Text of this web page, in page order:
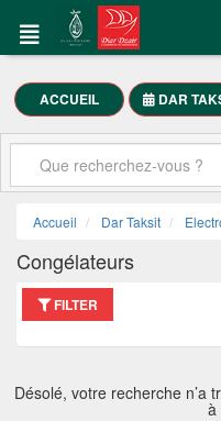
Accueil
Mon
العربية
DAR
DAR
TAKSIT
Meubles
Maison
Motocycle
Mon
Compte
ACCUEIL DAR
Accueil Dar Taksit
Congélateurs
FILTER
Désolé, votre recherche n’a
à